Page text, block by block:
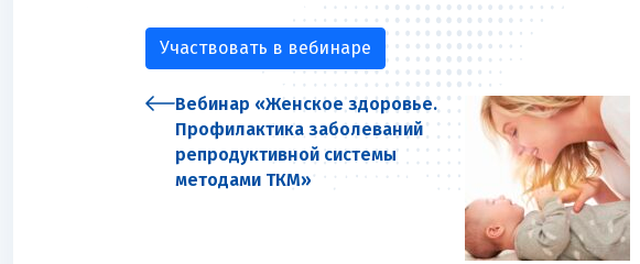
Участвовать в вебинаре
Вебинар «Женское здоровье.
Профилактика заболеваний
репродуктивной системы
методами ТКМ»